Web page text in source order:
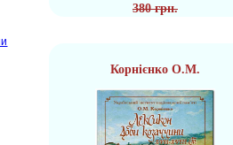
380 грн.
Корнієнко О.М.